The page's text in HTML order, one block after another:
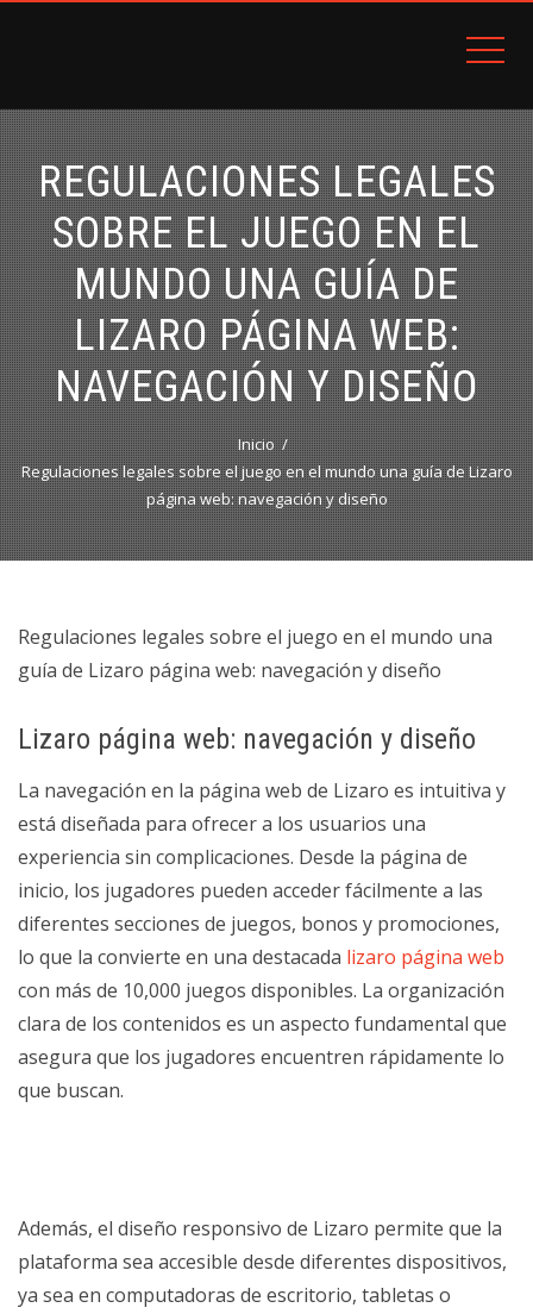
REGULACIONES LEGALES
SOBRE EL JUEGO EN EL
MUNDO UNA GUÍA DE
LIZARO PÁGINA WEB:
NAVEGACIÓN Y DISEÑO
Inicio
Regulaciones legales sobre el juego en el mundo una guía de Lizaro
página web: navegación y diseño
Regulaciones legales sobre el juego en el mundo una
guía de Lizaro página web: navegación y diseño
Lizaro página web: navegación y diseño
La navegación en la página web de Lizaro es intuitiva y
está diseñada para ofrecer a los usuarios una
experiencia sin complicaciones. Desde la página de
inicio, los jugadores pueden acceder fácilmente a las
diferentes secciones de juegos, bonos y promociones,
lo que la convierte en una destacada lizaro página web
con más de 10,000 juegos disponibles. La organización
clara de los contenidos es un aspecto fundamental que
asegura que los jugadores encuentren rápidamente lo
que buscan.
Además, el diseño responsivo de Lizaro permite que la
plataforma sea accesible desde diferentes dispositivos,
ya sea en computadoras de escritorio, tabletas o